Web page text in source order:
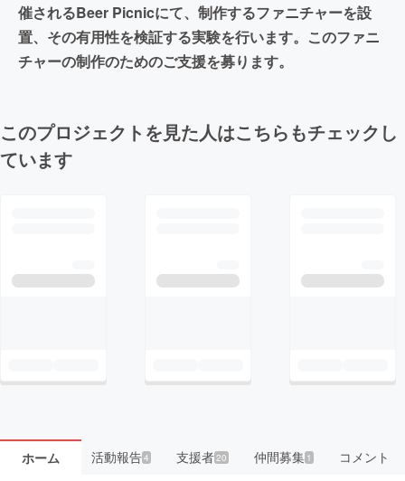
催されるBeer Picnicにて、制作するファニチャーを設
置、その有用性を検証する実験を行います。このファニ
チャーの制作のためのご支援を募ります。
このプロジェクトを見た人はこちらもチェックし
ています
ホーム 活動報告4 支援者20 仲間募集 1 コメント